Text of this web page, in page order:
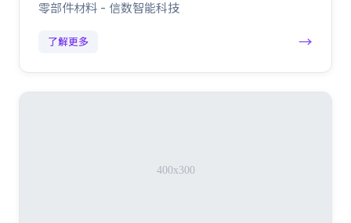
零部件材料 - 信数智能科技
了解更多 →